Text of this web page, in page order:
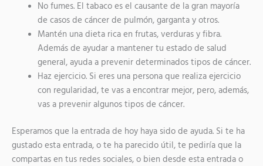
No fumes. El tabaco es el causante de la gran mayoría
de casos de cáncer de pulmón, garganta y otros.
Mantén una dieta rica en frutas, verduras y fibra.
Además de ayudar a mantener tu estado de salud
general, ayuda a prevenir determinados tipos de cáncer.
Haz ejercicio. Si eres una persona que realiza ejercicio
con regularidad, te vas a encontrar mejor, pero, además,
vas a prevenir algunos tipos de cáncer.
Esperamos que la entrada de hoy haya sido de ayuda. Si te ha
gustado esta entrada, o te ha parecido útil, te pediría que la
compartas en tus redes sociales, o bien desde esta entrada o